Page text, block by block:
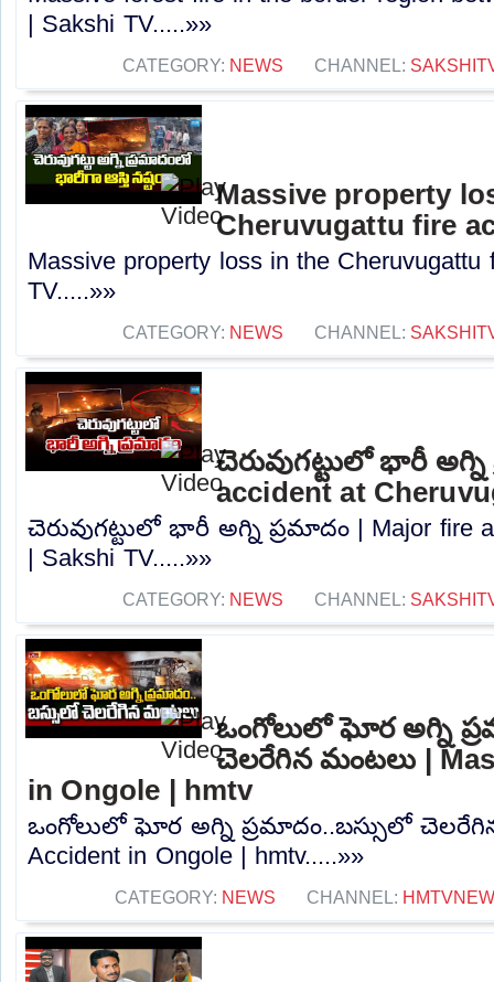
| Sakshi TV.....»»
CATEGORY: NEWS CHANNEL:
Massive property
Cheruvugattu fire
Massive property loss in the
TV.....»»
CATEGORY: NEWS CHANNEL:
చెరువుగట్టులో భారీ
accident at
చెరువుగట్టులో భారీ అగ్ని ప్రమాదం | Major fire
| Sakshi TV.....»»
CATEGORY: NEWS CHANNEL:
ఒంగోలులో ఘోర అగ్ని
చెలరేగిన మంటలు |
in Ongole | hmtv
ఒంగోలులో ఘోర అగ్ని ప్రమాదం..బస్సులో
Accident in Ongole | hmtv.....»»
CATEGORY: NEWS CHANNEL: